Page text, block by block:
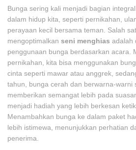
Bunga sering kali menjadi bagian
dalam hidup kita, seperti pernikahan,
perayaan kecil bersama teman. Salah
mengoptimalkan seni menghias adalah
penggunaan bunga berdasarkan acara.
pernikahan, kita bisa menggunakan
cinta seperti mawar atau anggrek,
tahun, bunga cerah dan berwarna-warni
memberikan semangat lebih pada
menjadi hadiah yang lebih berkesan
Menambahkan bunga ke dalam paket
lebih istimewa, menunjukkan perhatian
penerima.